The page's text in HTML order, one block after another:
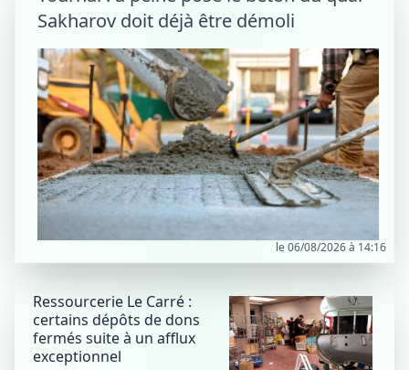
Sakharov doit déjà être démoli
le 06/08/2026 à 14:16
Ressourcerie Le Carré :
certains dépôts de dons
fermés suite à un afflux
exceptionnel